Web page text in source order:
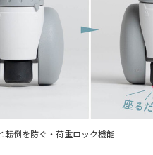
転倒を防ぐ・荷重ロック機能